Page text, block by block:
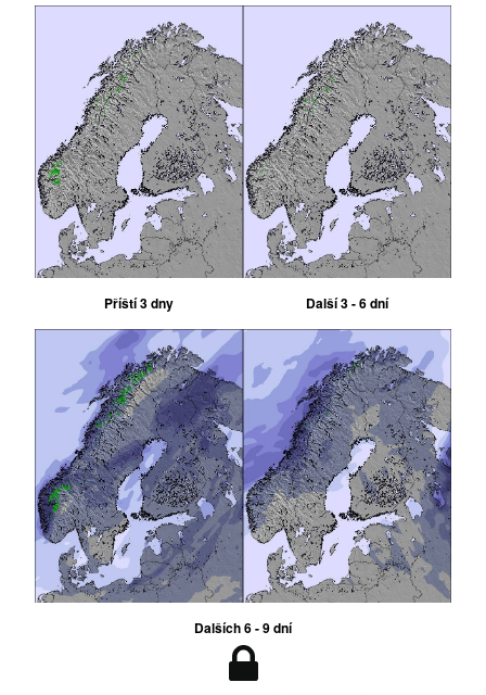
Příští 3 dny Další 3 - 6 dní
Dalších 6 - 9 dní